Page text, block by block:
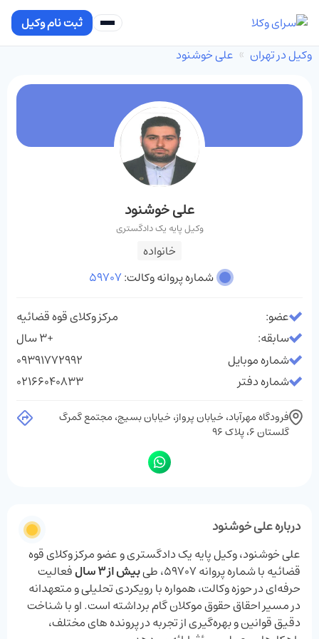
ثبت نام وکیل
وکیل در تهران
علی خوشنود
علی خوشنود
وکیل پایه یک دادگستری
خانواده
شماره پروانه وکالت:59707
عضو:
مرکز وکلای قوه قضائیه
سابقه:
+3 سال
شماره موبایل
09391772992
شماره دفتر
02166040833
فرودگاه مهرآباد، خیابان پرواز، خیابان بسیج، مجتمع گمرگ
گلستان 6، پلاک 96
درباره علی خوشنود
علی خوشنود، وکیل پایه یک دادگستری و عضو مرکز وکلای قوه
قضائیه با شماره پروانه 59707، طی
بیش از 3 سال
فعالیت
حرفه‌ای در حوزه وکالت، همواره با رویکردی تحلیلی و متعهدانه
در مسیر احقاق حقوق موکلان گام برداشته است. او با شناخت
دقیق قوانین و بهره‌گیری از تجربه در پرونده ‌های مختلف،